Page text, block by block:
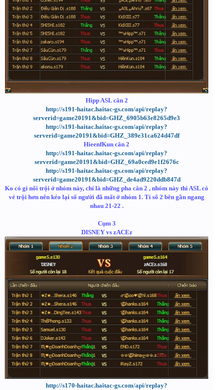
Hipp ASL cân 2
http://s191-haitac.haitac-gs.com/api/replay?
serverid=game20191&bid=GHZ_6905b63e8265d9e3
http://s191-haitac.haitac-gs.com/api/replay?
serverid=game20191&bid=GHZ_389e31ca624d47df
HieenfKun cân 2
http://s191-haitac.haitac-gs.com/api/replay?
serverid=game20191&bid=GHZ_69a0ced9e1f2676c
http://s191-haitac.haitac-gs.com/api/replay?
serverid=game20191&bid=GHZ_de4ad9220ddb847d
Ko có gì nổi trội ở nhóm này, chỉ là những pha cân 2 , nhóm này thì ASL có
vẻ trội hơn nên kéo lại số người đã mất ở nhóm 1. Tỉ số 2 bên gần ngang
nhau 21-22 .
Cụm 3
DISNEY vs zACEz
http://s170-haitac.haitac-gs.com/api/replay?